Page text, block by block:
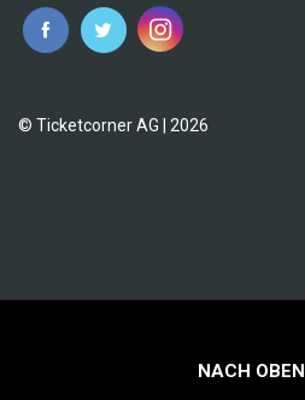
© Ticketcorner AG | 2026
NACH OBEN